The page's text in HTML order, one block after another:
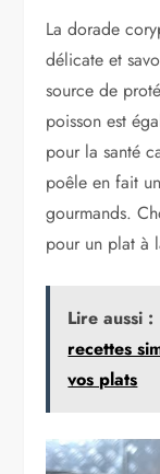
La dorade
délicate et
source de
poisson est
pour la santé
poêle en fait
gourmands.
pour un plat à
Lire aussi :
recettes
vos plats